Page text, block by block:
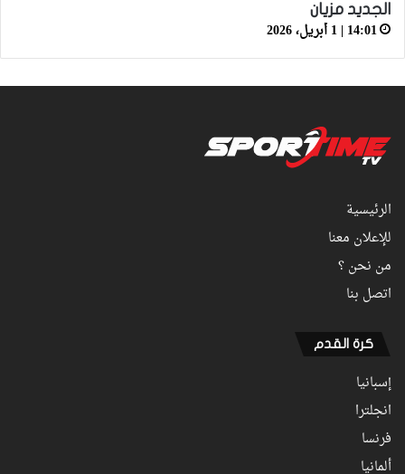
الجديد مزيان
14:01 | 1 أبريل، 2026
الرئيسية
للإعلان معنا
من نحن ؟
اتصل بنا
كرة القدم
إسبانيا
انجلترا
فرنسا
ألمانيا